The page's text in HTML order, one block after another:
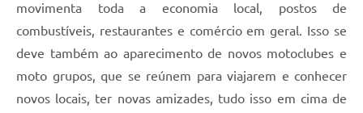
movimenta toda a economia local, postos de
combustíveis, restaurantes e comércio em geral. Isso se
deve também ao aparecimento de novos motoclubes e
moto grupos, que se reúnem para viajarem e conhecer
novos locais, ter novas amizades, tudo isso em cima de